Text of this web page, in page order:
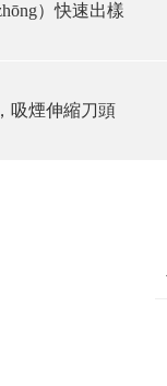
）快速出樣
吸煙伸縮刀頭